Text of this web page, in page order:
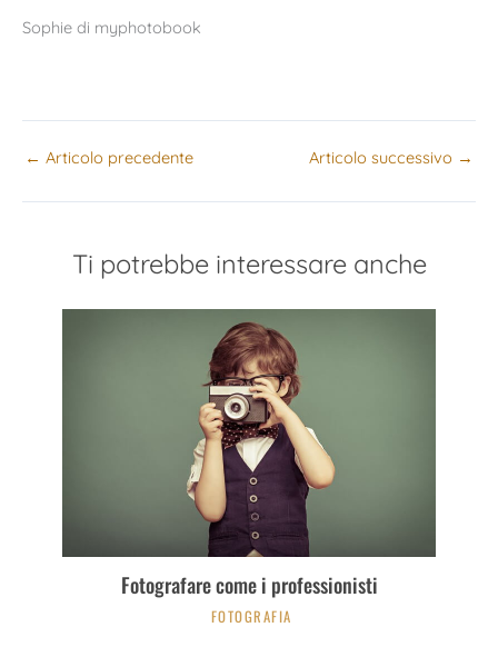
Sophie di myphotobook
← Articolo precedente Articolo successivo →
Ti potrebbe interessare anche
Fotografare come i professionisti
FOTOGRAFIA